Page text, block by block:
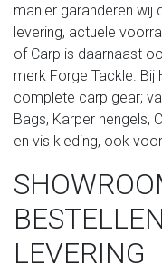
manier garanderen wij
levering, actuele
of Carp is daarnaast
merk Forge Tackle.
complete carp gear;
Bags, Karper hengels,
en vis kleding, ook
LEVERING